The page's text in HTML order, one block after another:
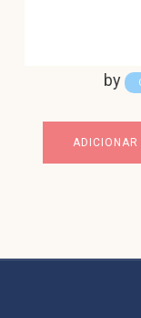
by
ADICIONAR